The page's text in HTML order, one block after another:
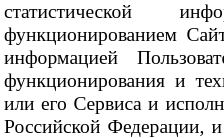
статистической
функционированием
информацией
функционирования и
или его Сервиса и
Российской Федерации,